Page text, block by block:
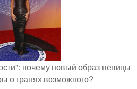
почему новый образ певицы
о гранях возможного?